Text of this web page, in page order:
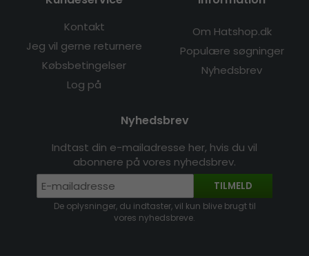
Kontakt
Jeg vil gerne returnere
Købsbetingelser
Log på
Om Hatshop.dk
Populære søgninger
Nyhedsbrev
Nyhedsbrev
Indtast din e-mailadresse her, hvis du vil
abonnere på vores nyhedsbrev.
TILMELD
De oplysninger, du indtaster, vil kun blive brugt til
vores nyhedsbreve.